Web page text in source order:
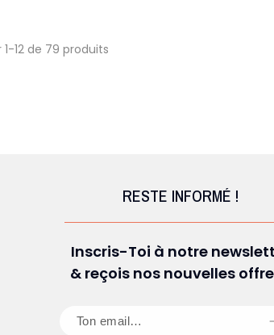
12 de 79 produits
RESTE INFORMÉ !
Inscris-Toi à notre
& reçois nos nouvelles